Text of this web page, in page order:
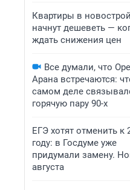
Квартиры в
начнут дешеветь —
ждать снижения цен
Все думали, что
Арана встречаются:
самом деле
горячую пару 90-х
ЕГЭ хотят отменить к
году: в Госдуме уже
придумали замену.
августа